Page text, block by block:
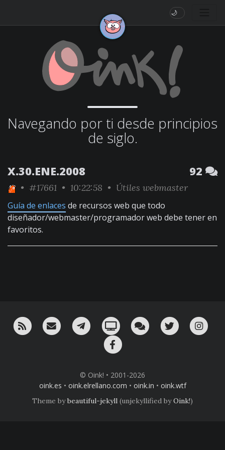
🌙
Navegando por ti desde principios
de siglo.
X.30.ENE.2008 92
• #17661 • 10:22:58 • Útiles webmaster
Guía de enlaces de recursos web que todo
diseñador/webmaster/programador web debe tener en
favoritos.
RSS ¡Mándame un email!¡Nuestro canal en Telegram!
Oink! TV Charla con nosotros
Twitter
© Oink! • 2001-2026
oink.es • oink.elrellano.com • oink.in • oink.wtf
Theme bybeautiful-jekyll (unjekyllified byOink!)